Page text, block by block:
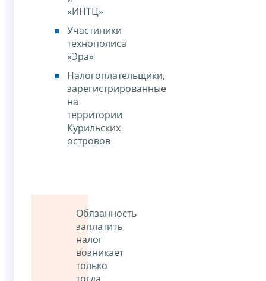
«ИНТЦ»
Участиники
технополиса
«Эра»
Налогоплательщики,
зарегистрированные
на
территории
Курильских
островов
Обязанность
заплатить
налог
возникает
только